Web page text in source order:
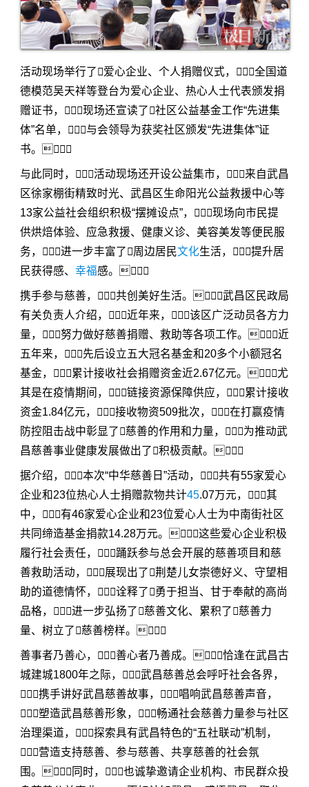
活动现场举行了爱心企业、个人捐赠仪式，全国道
德模范吴天祥等登台为爱心企业、热心人士代表颁发捐
赠证书，现场还宣读了社区公益基金工作“先进集
体”名单，与会领导为获奖社区颁发“先进集体”证
书。
与此同时，活动现场还开设公益集市，来自武昌
区徐家棚街精致时光、武昌区生命阳光公益救援中心等
13家公益社会组织积极“摆摊设点”，现场向市民提
供烘焙体验、应急救援、健康义诊、美容美发等便民服
务，进一步丰富了周边居民文化生活，提升居
民获得感、 幸福感。
携手参与慈善，共创美好生活。武昌区民政局
有关负责人介绍，近年来，该区广泛动员各方力
量，努力做好慈善捐赠、救助等各项工作。近
五年来，先后设立五大冠名基金和20多个小额冠名
基金，累计接收社会捐赠资金近2.67亿元。尤
其是在疫情期间，链接资源保障供应，累计接收
资金1.84亿元，接收物资509批次，在打赢疫情
防控阻击战中彰显了慈善的作用和力量，为推动武
昌慈善事业健康发展做出了积极贡献。
据介绍，本次“中华慈善日”活动，共有55家爱心
企业和23位热心人士捐赠款物共计45.07万元，其
中，有46家爱心企业和23位爱心人士为中南街社区
共同缔造基金捐款14.28万元。这些爱心企业积极
履行社会责任，踊跃参与总会开展的慈善项目和慈
善救助活动，展现出了荆楚儿女崇德好义、守望相
助的道德情怀，诠释了勇于担当、甘于奉献的高尚
品格，进一步弘扬了慈善文化、累积了慈善力
量、树立了慈善榜样。
善事者乃善心，善心者乃善成。恰逢在武昌古
城建城1800年之际，武昌慈善总会呼吁社会各界，
携手讲好武昌慈善故事，唱响武昌慈善声音，
塑造武昌慈善形象，畅通社会慈善力量参与社区
治理渠道，探索具有武昌特色的“五社联动”机制，
营造支持慈善、参与慈善、共享慈善的社会氛
围。同时，也诚挚邀请企业机构、市民群众投